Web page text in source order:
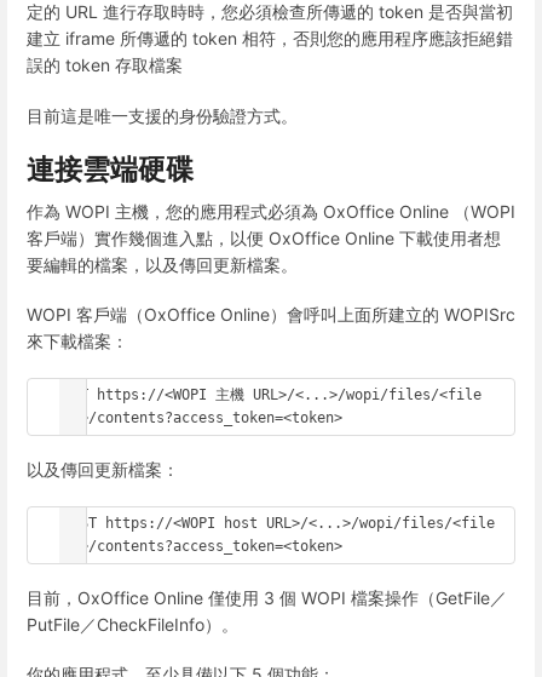
定的 URL 進行存取時時，您必須檢查所傳遞的 token 是否與當初
建立 iframe 所傳遞的 token 相符，否則您的應用程序應該拒絕錯
誤的 token 存取檔案
目前這是唯一支援的身份驗證方式。
連接雲端硬碟
作為 WOPI 主機，您的應用程式必須為 OxOffice Online （WOPI
客戶端）實作幾個進入點，以便 OxOffice Online 下載使用者想
要編輯的檔案，以及傳回更新檔案。
WOPI 客戶端（OxOffice Online）會呼叫上面所建立的 WOPISrc
來下載檔案：
GET https://<WOPI 主機 URL>/<...>/wopi/files/<file
id>/contents?access_token=<token>
以及傳回更新檔案：
POST https://<WOPI host URL>/<...>/wopi/files/<file
id>/contents?access_token=<token>
目前，OxOffice Online 僅使用 3 個 WOPI 檔案操作（GetFile／
PutFile／CheckFileInfo）。